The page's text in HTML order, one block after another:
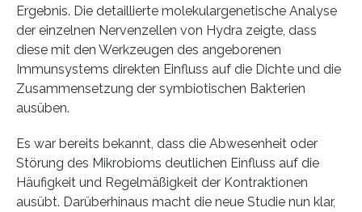
Ergebnis. Die detaillierte molekulargenetische Analyse
der einzelnen Nervenzellen von Hydra zeigte, dass
diese mit den Werkzeugen des angeborenen
Immunsystems direkten Einfluss auf die Dichte und die
Zusammensetzung der symbiotischen Bakterien
ausüben.
Es war bereits bekannt, dass die Abwesenheit oder
Störung des Mikrobioms deutlichen Einfluss auf die
Häufigkeit und Regelmäßigkeit der Kontraktionen
ausübt. Darüberhinaus macht die neue Studie nun klar,